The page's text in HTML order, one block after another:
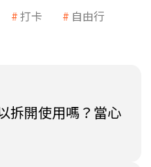
打卡
自由行
拆開使用嗎？當心